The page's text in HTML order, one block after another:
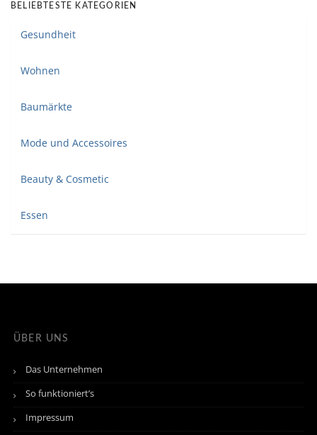
BELIEBTESTE KATEGORIEN
Gesundheit
Wohnen
Baumärkte
Mode und Accessoires
Beauty & Cosmetic
Essen
ÜBER UNS
Das Unternehmen
So funktioniert’s
Impressum